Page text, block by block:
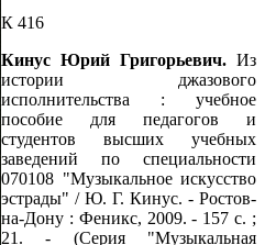
К 416
Кинус Юрий Григорьевич. Из
истории джазового
исполнительства : учебное
пособие для педагогов и
студентов высших учебных
заведений по специальности
070108 "Музыкальное искусство
эстрады" / Ю. Г. Кинус. - Ростов-
на-Дону : Феникс, 2009. - 157 с. ;
21. - (Серия "Музыкальная